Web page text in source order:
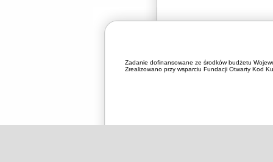
Zadanie dofinansowane ze środków budżetu
Zrealizowano przy wsparciu Fundacji Otwarty Kod